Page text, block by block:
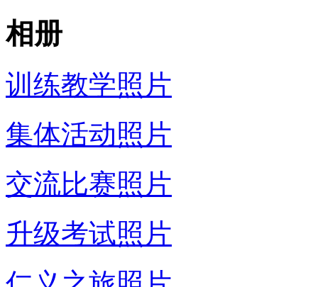
相册
训练教学照片
集体活动照片
交流比赛照片
升级考试照片